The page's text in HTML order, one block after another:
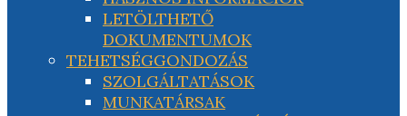
LETÖLTHETŐ
DOKUMENTUMOK
TEHETSÉGGONDOZÁS
SZOLGÁLTATÁSOK
MUNKATÁRSAK